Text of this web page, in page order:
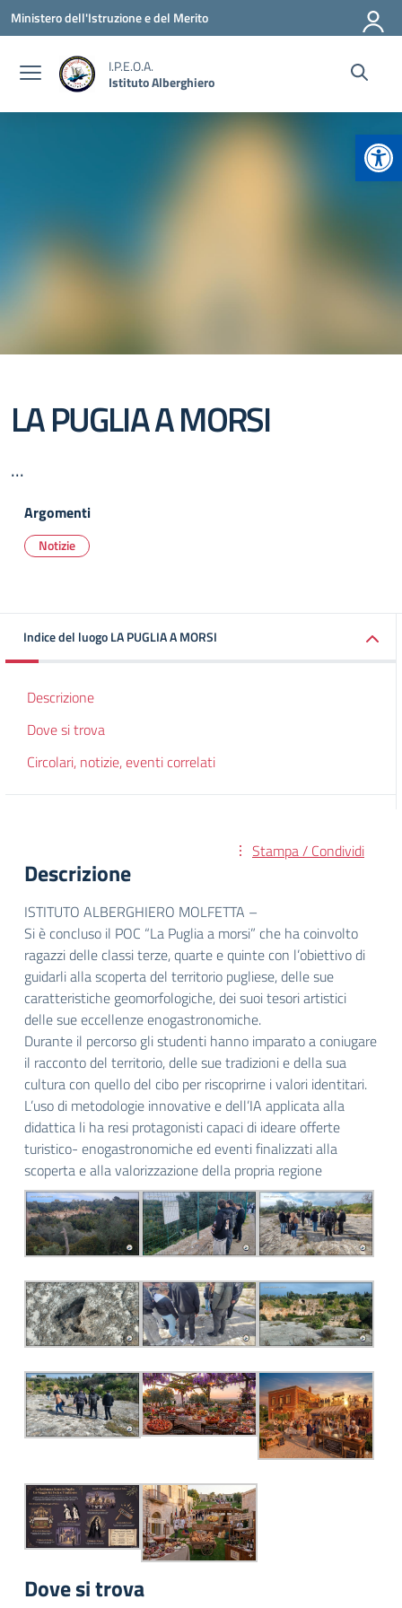
Vai ai contenuti
Vai al menu di navigazione
Vai al footer
Ministero dell'Istruzione e del Merito
I.P.E.O.A.
Istituto Alberghiero
LA PUGLIA A MORSI
...
Argomenti
Notizie
Indice del luogo LA PUGLIA A MORSI
Descrizione
Dove si trova
Circolari, notizie, eventi correlati
Stampa / Condividi
Descrizione
ISTITUTO ALBERGHIERO MOLFETTA –
Si è concluso il POC “La Puglia a morsi” che ha coinvolto
ragazzi delle classi terze, quarte e quinte con l’obiettivo di
guidarli alla scoperta del territorio pugliese, delle sue
caratteristiche geomorfologiche, dei suoi tesori artistici
delle sue eccellenze enogastronomiche.
Durante il percorso gli studenti hanno imparato a coniugare
il racconto del territorio, delle sue tradizioni e della sua
cultura con quello del cibo per riscoprirne i valori identitari.
L’uso di metodologie innovative e dell’IA applicata alla
didattica li ha resi protagonisti capaci di ideare offerte
turistico- enogastronomiche ed eventi finalizzati alla
scoperta e alla valorizzazione della propria regione
Dove si trova